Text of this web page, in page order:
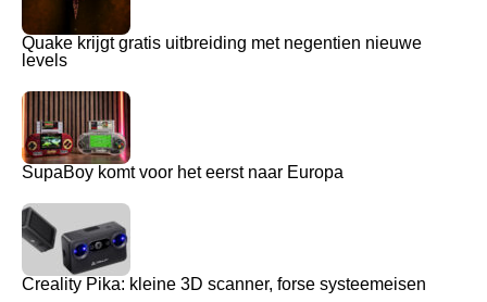
Quake krijgt gratis uitbreiding met negentien nieuwe
levels
SupaBoy komt voor het eerst naar Europa
Creality Pika: kleine 3D scanner, forse systeemeisen